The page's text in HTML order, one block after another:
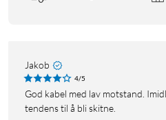
Jakob
4/5
God kabel med lav motstand. Imidlertid har hvite kabler en
tendens til å bli skitne.